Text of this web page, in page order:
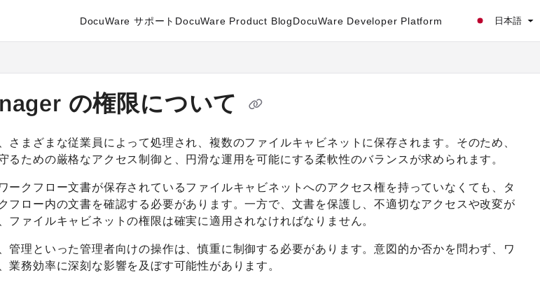
DocuWare サポート DocuWare Product BlogDocuWare Developer Platform 日本語
の権限について
さまざまな従業員によって処理され、複数のファイルキャビネットに保存されます。そのため、
るための厳格なアクセス制御と、円滑な運用を可能にする柔軟性のバランスが求められます。
ークフロー文書が保存されているファイルキャビネットへのアクセス権を持っていなくても、タ
フロー内の文書を確認する必要があります。一方で、文書を保護し、不適切なアクセスや改変が
ファイルキャビネットの権限は確実に適用されなければなりません。
管理といった管理者向けの操作は、慎重に制御する必要があります。意図的か否かを問わず、ワ
業務効率に深刻な影響を及ぼす可能性があります。